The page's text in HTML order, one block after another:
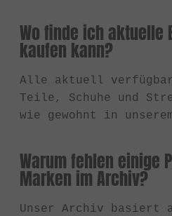
Wo finde ich aktuelle
kaufen kann?
Alle aktuell
Teile, Schuhe und
wie gewohnt in
Warum fehlen einige
Marken im Archiv?
Unser Archiv basiert